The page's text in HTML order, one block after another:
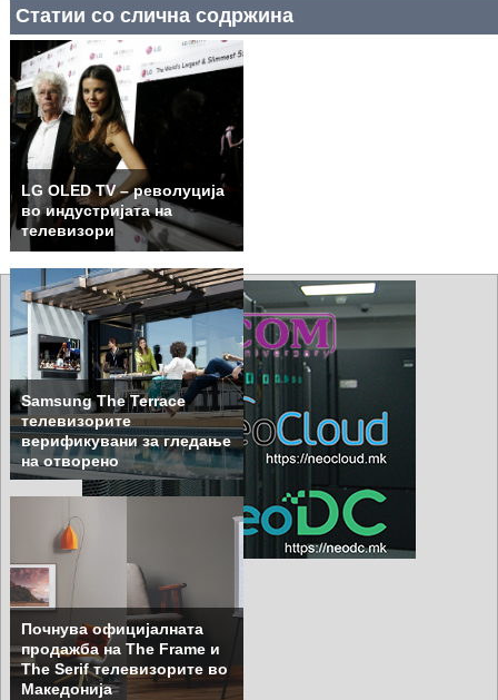
Статии со слична содржина
LG OLED TV – револуција
во индустријата на
телевизори
Samsung The Terrace
телевизорите
верификувани за гледање
на отворено
Почнува официјалната
продажба на The Frame и
The Serif телевизорите во
Македонија